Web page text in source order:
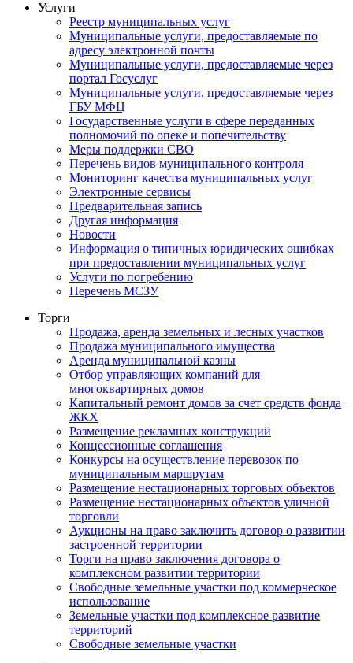
Услуги
Реестр муниципальных услуг
Муниципальные услуги, предоставляемые по
адресу электронной почты
Муниципальные услуги, предоставляемые через
портал Госуслуг
Муниципальные услуги, предоставляемые через
ГБУ МФЦ
Государственные услуги в сфере переданных
полномочий по опеке и попечительству
Меры поддержки СВО
Перечень видов муниципального контроля
Мониторинг качества муниципальных услуг
Электронные сервисы
Предварительная запись
Другая информация
Новости
Информация о типичных юридических ошибках
при предоставлении муниципальных услуг
Услуги по погребению
Перечень МСЗУ
Торги
Продажа, аренда земельных и лесных участков
Продажа муниципального имущества
Аренда муниципальной казны
Отбор управляющих компаний для
многоквартирных домов
Капитальный ремонт домов за счет средств фонда
ЖКХ
Размещение рекламных конструкций
Концессионные соглашения
Конкурсы на осуществление перевозок по
муниципальным маршрутам
Размещение нестационарных торговых объектов
Размещение нестационарных объектов уличной
торговли
Аукционы на право заключить договор о развитии
застроенной территории
Торги на право заключения договора о
комплексном развитии территории
Свободные земельные участки под коммерческое
использование
Земельные участки под комплексное развитие
территорий
Свободные земельные участки